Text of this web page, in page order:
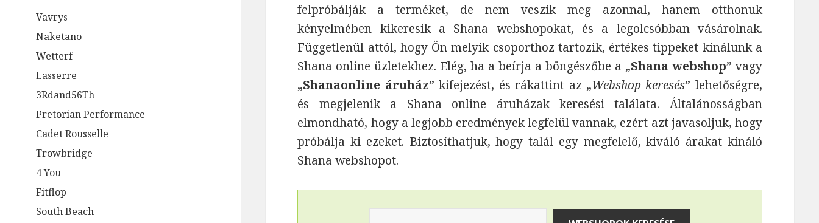
Vavrys
Naketano
Wetterf
Lasserre
3Rdand56Th
Pretorian Performance
Cadet Rousselle
Trowbridge
4 You
Fitflop
South Beach
felpróbálják a terméket, de nem veszik meg azonnal, hanem otthonuk
kényelmében kikeresik a Shana webshopokat, és a legolcsóbban vásárolnak.
Függetlenül attól, hogy Ön melyik csoporthoz tartozik, értékes tippeket kínálunk a
Shana online üzletekhez. Elég, ha a beírja a böngészőbe a „Shana webshop” vagy
„Shanaonline áruház” kifejezést, és rákattint az „Webshop keresés” lehetőségre,
és megjelenik a Shana online áruházak keresési találata. Általánosságban
elmondható, hogy a legjobb eredmények legfelül vannak, ezért azt javasoljuk, hogy
próbálja ki ezeket. Biztosíthatjuk, hogy talál egy megfelelő, kiváló árakat kínáló
Shana webshopot.